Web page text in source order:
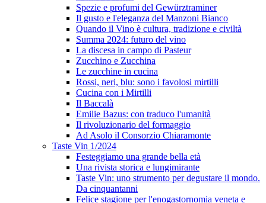
Spezie e profumi del Gewürztraminer
Il gusto e l'eleganza del Manzoni Bianco
Quando il Vino è cultura, tradizione e civiltà
Summa 2024: futuro del vino
La discesa in campo di Pasteur
Zucchino e Zucchina
Le zucchine in cucina
Rossi, neri, blu: sono i favolosi mirtilli
Cucina con i Mirtilli
Il Baccalà
Emilie Bazus: con traduco l'umanità
Il rivoluzionario del formaggio
Ad Asolo il Consorzio Chiaramonte
Taste Vin 1/2024
Festeggiamo una grande bella età
Una rivista storica e lungimirante
Taste Vin: uno strumento per degustare il mondo.
Da cinquantanni
Felice stagione per l'enogastornomia veneta e